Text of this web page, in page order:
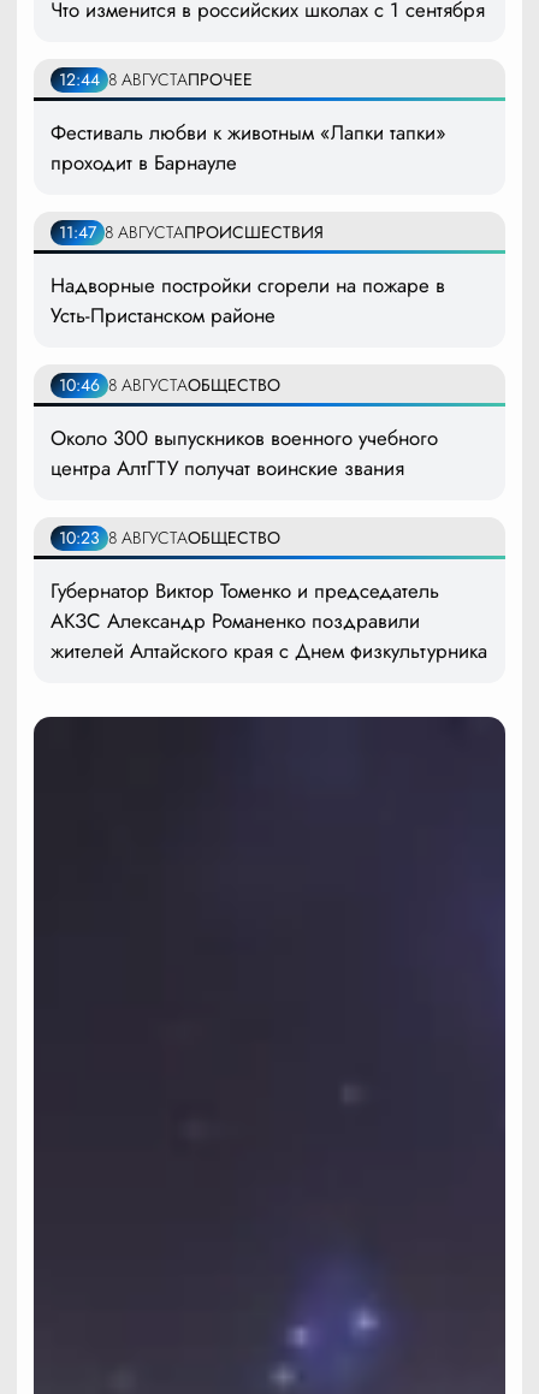
Что изменится в российских школах с 1 сентября
12:44 8 АВГУСТАПРОЧЕЕ
Фестиваль любви к животным «Лапки тапки»
проходит в Барнауле
11:47 8 АВГУСТАПРОИСШЕСТВИЯ
Надворные постройки сгорели на пожаре в
Усть-Пристанском районе
10:46 8 АВГУСТАОБЩЕСТВО
Около 300 выпускников военного учебного
центра АлтГТУ получат воинские звания
10:23 8 АВГУСТАОБЩЕСТВО
Губернатор Виктор Томенко и председатель
АКЗС Александр Романенко поздравили
жителей Алтайского края с Днем физкультурника